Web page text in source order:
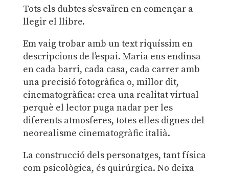
Tots els dubtes s’esvaïren en començar a
llegir el llibre.
Em vaig trobar amb un text riquíssim en
descripcions de l’espai. Maria ens endinsa
en cada barri, cada casa, cada carrer amb
una precisió fotogràfica o, millor dit,
cinematogràfica: crea una realitat virtual
perquè el lector puga nadar per les
diferents atmosferes, totes elles dignes del
neorealisme cinematogràfic italià.
La construcció dels personatges, tant física
com psicològica, és quirúrgica. No deixa